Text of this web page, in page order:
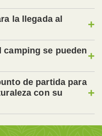
la llegada al
+
camping se pueden +
de partida para
con su
+